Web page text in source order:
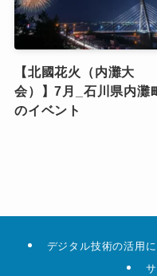
【北國花火（内灘大
会）】7月_石川県内灘
のイベント
デジタル技術の活用